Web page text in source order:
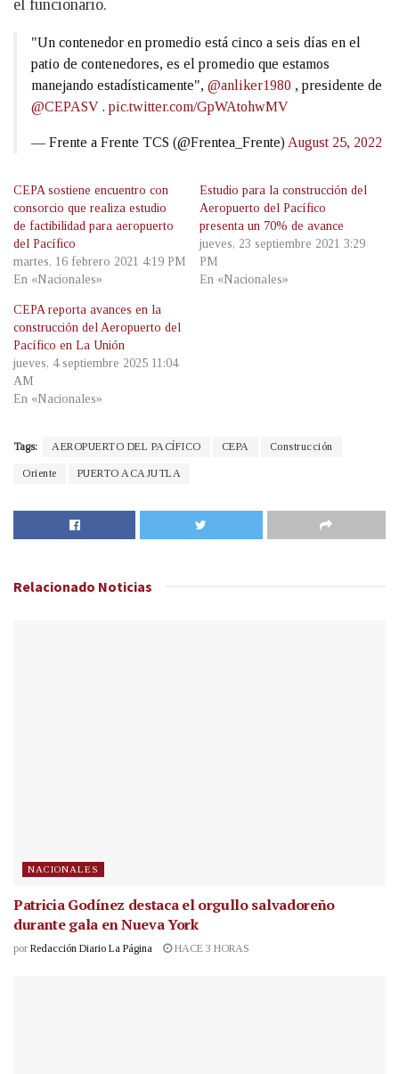
el funcionario.
"Un contenedor en promedio está cinco a seis días en el
patio de contenedores, es el promedio que estamos
manejando estadísticamente", @anliker1980 , presidente de
@CEPASV . pic.twitter.com/GpWAtohwMV
— Frente a Frente TCS (@Frentea_Frente) August 25, 2022
CEPA sostiene encuentro con
consorcio que realiza estudio
de factibilidad para aeropuerto
del Pacífico
martes, 16 febrero 2021 4:19 PM
En «Nacionales»
Estudio para la construcción del
Aeropuerto del Pacífico
presenta un 70% de avance
jueves, 23 septiembre 2021 3:29
PM
En «Nacionales»
CEPA reporta avances en la
construcción del Aeropuerto del
Pacífico en La Unión
jueves, 4 septiembre 2025 11:04
AM
En «Nacionales»
Tags: AEROPUERTO DEL PACÍFICO CEPA Construcción
Oriente PUERTO ACAJUTLA
Relacionado Noticias
NACIONALES
Patricia Godínez destaca el orgullo salvadoreño
durante gala en Nueva York
por Redacción Diario La Página HACE 3 HORAS